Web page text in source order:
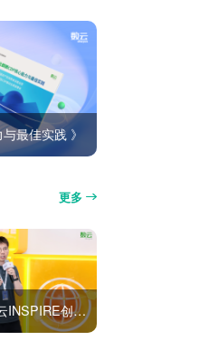
最佳实践 》
更多
数云Agent OS亮相华为云INSPIRE创想者大会：以AI重构消费者运营与零售营销新范式